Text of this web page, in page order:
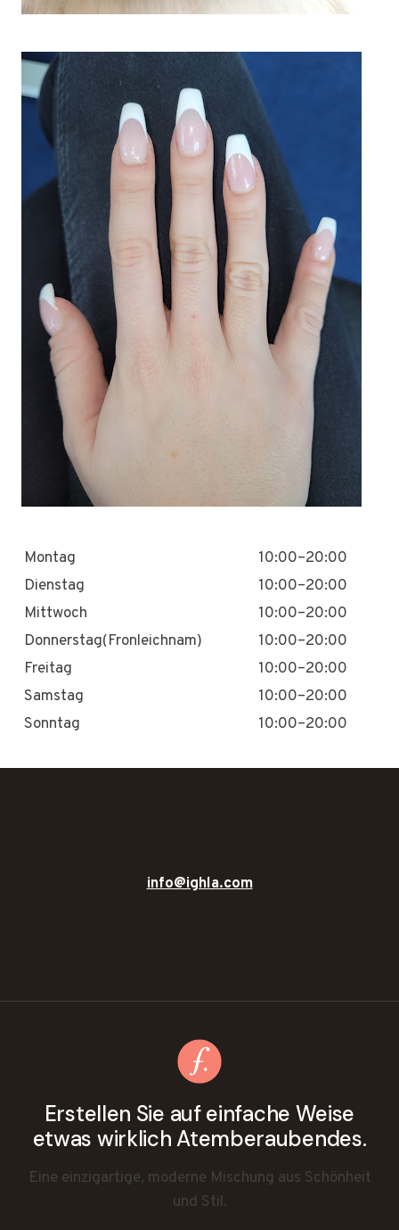
Montag
10:00–20:00
Dienstag
10:00–20:00
Mittwoch
10:00–20:00
Donnerstag(Fronleichnam)
10:00–20:00
Freitag
10:00–20:00
Samstag
10:00–20:00
Sonntag
10:00–20:00
info@ighla.com
Erstellen Sie auf einfache Weise
etwas wirklich Atemberaubendes.
Eine einzigartige, moderne Mischung aus Schönheit
und Stil.